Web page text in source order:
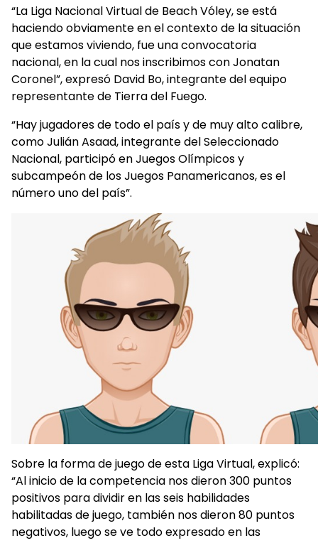
“La Liga Nacional Virtual de Beach Vóley, se está
haciendo obviamente en el contexto de la situación
que estamos viviendo, fue una convocatoria
nacional, en la cual nos inscribimos con Jonatan
Coronel”, expresó David Bo, integrante del equipo
representante de Tierra del Fuego.
“Hay jugadores de todo el país y de muy alto calibre,
como Julián Asaad, integrante del Seleccionado
Nacional, participó en Juegos Olímpicos y
subcampeón de los Juegos Panamericanos, es el
número uno del país”.
Sobre la forma de juego de esta Liga Virtual, explicó:
“Al inicio de la competencia nos dieron 300 puntos
positivos para dividir en las seis habilidades
habilitadas de juego, también nos dieron 80 puntos
negativos, luego se ve todo expresado en las